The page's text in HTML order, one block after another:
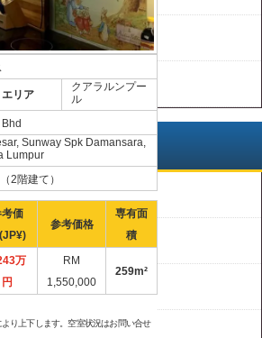
ウイ
ルンプール
– RM 499,999
– RM 999,999
– RM 1,999,999
エリア
クアラルンプー
ル
Sunway Spk Damansara,
Lumpur
2階建て）
価
参考価格
専有面
積
万
円
RM
1,550,000
259m²
り上下します。空室状況はお問い合せ